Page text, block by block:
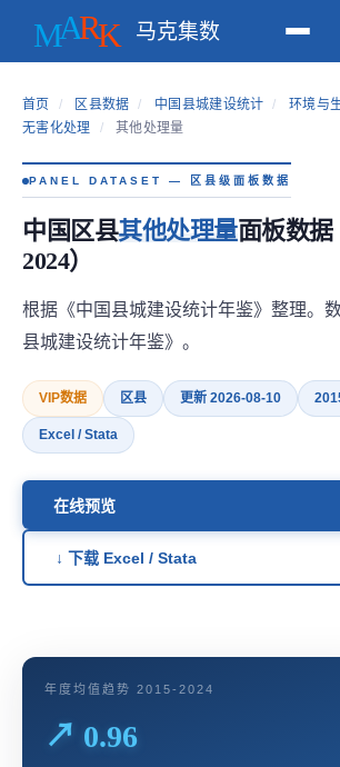
马克集数
首页 / 区县数据 / 中国县城建设统计 / 环境与
无害化处理
/ 其他处理量
PANEL DATASET — 区县级面板数据
中国区县其他处理量面板数据
2024）
根据《中国县城建设统计年鉴》整理。
县城建设统计年鉴》。
VIP数据 区县 更新 2026-08-10
Excel / Stata
在线预览
↓ 下载 Excel / Stata
年度均值趋势 2015-2024
↗ 0.96